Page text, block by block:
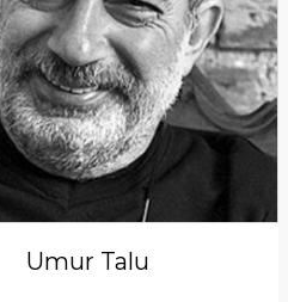
Umur Talu